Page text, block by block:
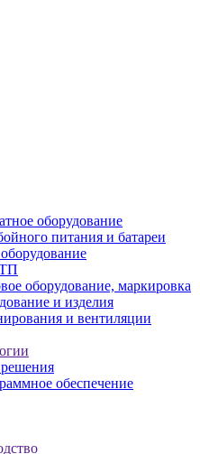
оборудование
питания и батареи
оборудование, маркировка
и изделия
и вентиляции
обеспечение